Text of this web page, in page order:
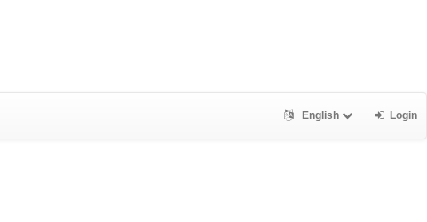
English Login